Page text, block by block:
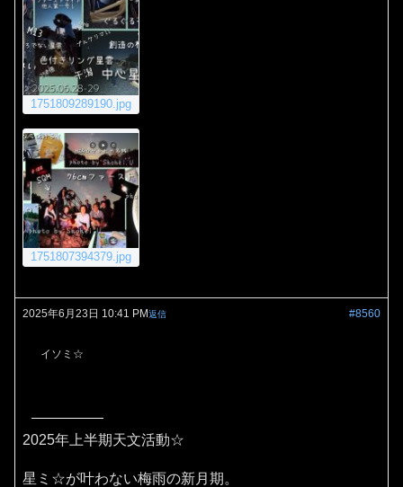
1751809289190.jpg
1751807394379.jpg
2025年6月23日 10:41 PM #8560
返信
イソミ☆
2025年上半期天文活動☆
星ミ☆が叶わない梅雨の新月期。